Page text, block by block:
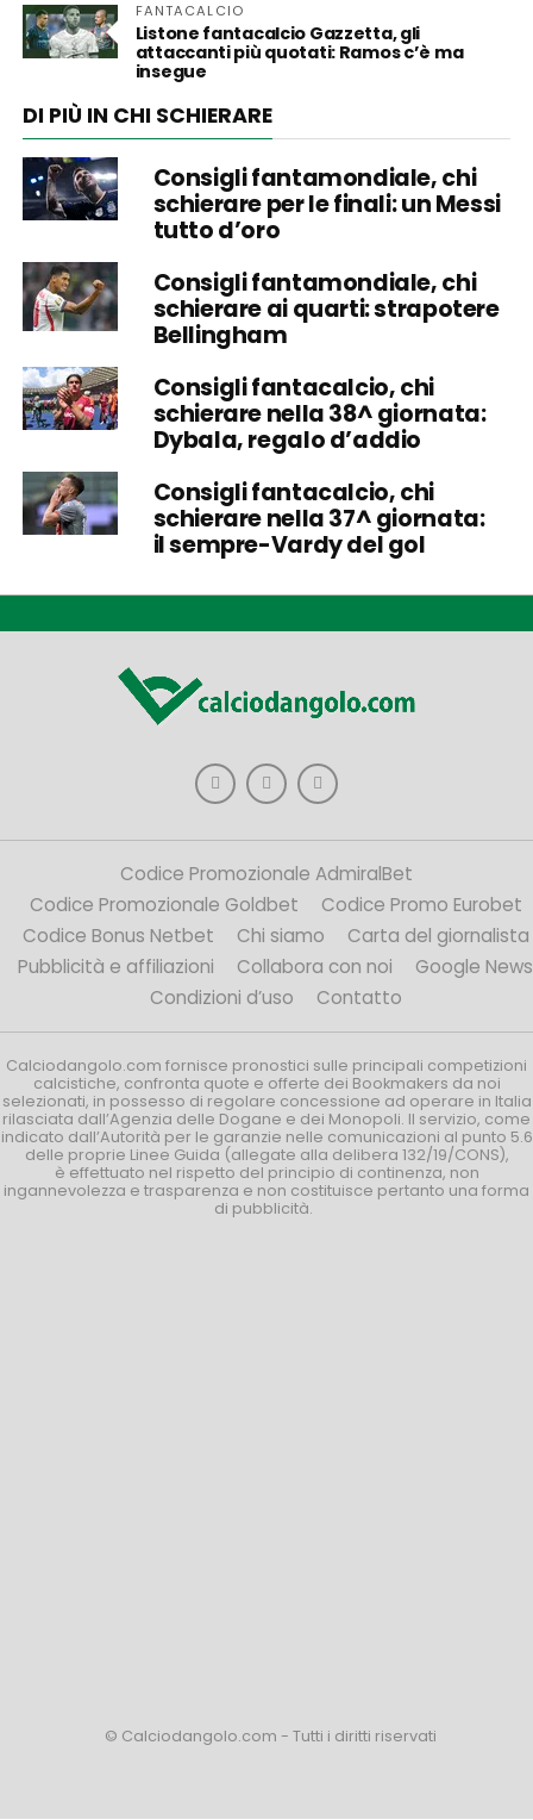
FANTACALCIO
Listone fantacalcio Gazzetta, gli
attaccanti più quotati: Ramos c’è ma
insegue
DI PIÙ IN CHI SCHIERARE
Consigli fantamondiale, chi
schierare per le finali: un Messi
tutto d’oro
Consigli fantamondiale, chi
schierare ai quarti: strapotere
Bellingham
Consigli fantacalcio, chi
schierare nella 38^ giornata:
Dybala, regalo d’addio
Consigli fantacalcio, chi
schierare nella 37^ giornata:
il sempre-Vardy del gol
Codice Promozionale AdmiralBet
Codice Promozionale Goldbet
Codice Promo Eurobet
Codice Bonus Netbet
Chi siamo
Carta del giornalista
Pubblicità e affiliazioni
Collabora con noi
Google News
Condizioni d’uso
Contatto
Calciodangolo.com fornisce pronostici sulle principali competizioni
calcistiche, confronta quote e offerte dei Bookmakers da noi
selezionati, in possesso di regolare concessione ad operare in Italia
rilasciata dall’Agenzia delle Dogane e dei Monopoli. Il servizio, come
indicato dall’Autorità per le garanzie nelle comunicazioni al punto 5.6
delle proprie Linee Guida (allegate alla delibera 132/19/CONS),
è effettuato nel rispetto del principio di continenza, non
ingannevolezza e trasparenza e non costituisce pertanto una forma
di pubblicità.
© Calciodangolo.com - Tutti i diritti riservati